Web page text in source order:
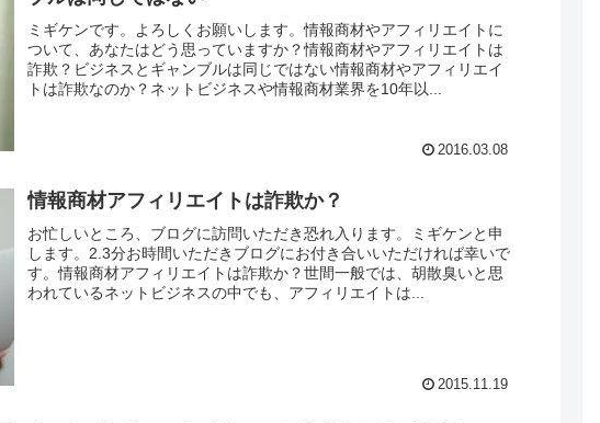
ミギケンです。よろしくお願いします。情報商材やアフィリエイトに
ついて、あなたはどう思っていますか？情報商材やアフィリエイトは
詐欺？ビジネスとギャンブルは同じではない情報商材やアフィリエイ
トは詐欺なのか？ネットビジネスや情報商材業界を10年以...
2016.03.08
情報商材アフィリエイトは詐欺か？
お忙しいところ、ブログに訪問いただき恐れ入ります。ミギケンと申
します。2.3分お時間いただきブログにお付き合いいただければ幸いで
す。情報商材アフィリエイトは詐欺か？世間一般では、胡散臭いと思
われているネットビジネスの中でも、アフィリエイトは...
2015.11.19